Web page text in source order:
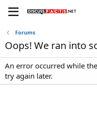
Forums
Oops! We ran into
An error occurred while
try again later.